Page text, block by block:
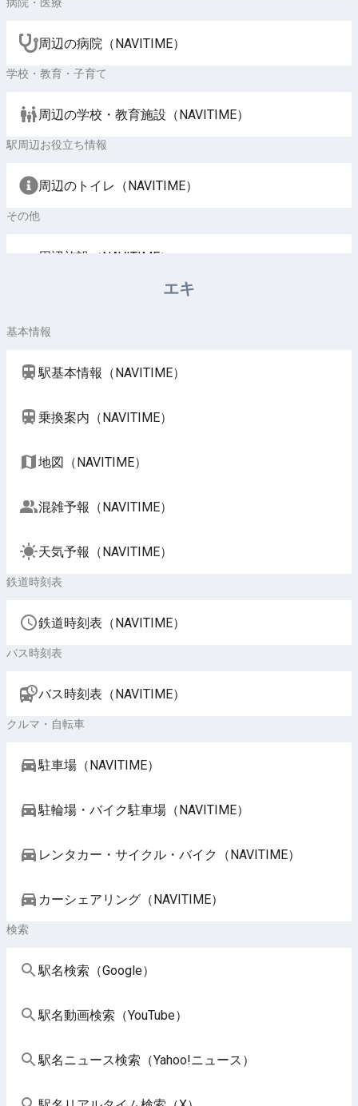
周辺の病院（NAVITIME）
学校・教育・子育て
周辺の学校・教育施設（NAVITIME）
駅周辺お役立ち情報
周辺のトイレ（NAVITIME）
その他
周辺施設（NAVITIME）
エキ
基本情報
駅基本情報（NAVITIME）
乗換案内（NAVITIME）
地図（NAVITIME）
混雑予報（NAVITIME）
天気予報（NAVITIME）
鉄道時刻表
鉄道時刻表（NAVITIME）
バス時刻表
バス時刻表（NAVITIME）
クルマ・自転車
駐車場（NAVITIME）
駐輪場・バイク駐車場（NAVITIME）
レンタカー・サイクル・バイク（NAVITIME）
カーシェアリング（NAVITIME）
検索
駅名検索（Google）
駅名動画検索（YouTube）
駅名ニュース検索（Yahoo!ニュース）